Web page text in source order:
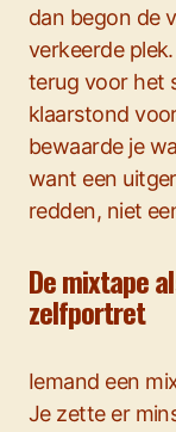
dan begon de
verkeerde
terug voor het
klaarstond
bewaarde je
want een
redden, niet
De mixtape
zelfportret
Iemand een
Je zette er